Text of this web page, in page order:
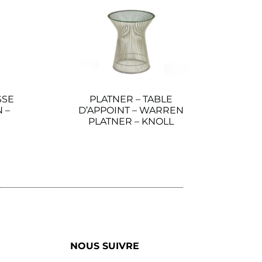
–
PLATNER – TABLE
D’APPOINT – WARREN
PLATNER – KNOLL
NOUS SUIVRE